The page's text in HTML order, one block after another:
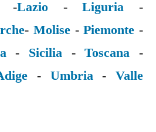
Lazio -Liguria -
-Molise -Piemonte -
- Sicilia -Toscana -
- Umbria-Valle